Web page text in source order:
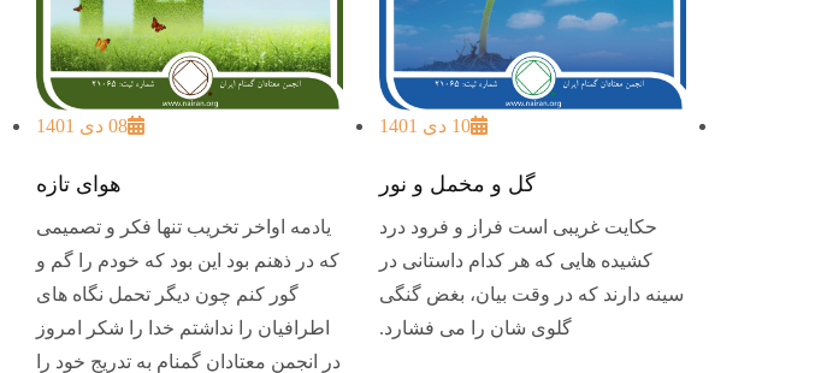
10 دی 1401
گل و مخمل و نور
حکایت غریبی است فراز و فرود درد
کشیده هایی که هر کدام داستانی در
سینه دارند که در وقت بیان، بغض گنگی
گلوی شان را می فشارد.
08 دی 1401
هوای تازه
یادمه اواخر تخریب تنها فکر و تصمیمی
که در ذهنم بود این بود که خودم را گم و
گور کنم چون دیگر تحمل نگاه های
اطرافیان را نداشتم خدا را شکر امروز
در انجمن معتادان گمنام به تدریج خود را